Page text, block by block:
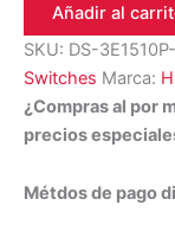
Añadir al
SKU: DS-
Switches Marca:
¿Compras al por
precios
Métdos de pago